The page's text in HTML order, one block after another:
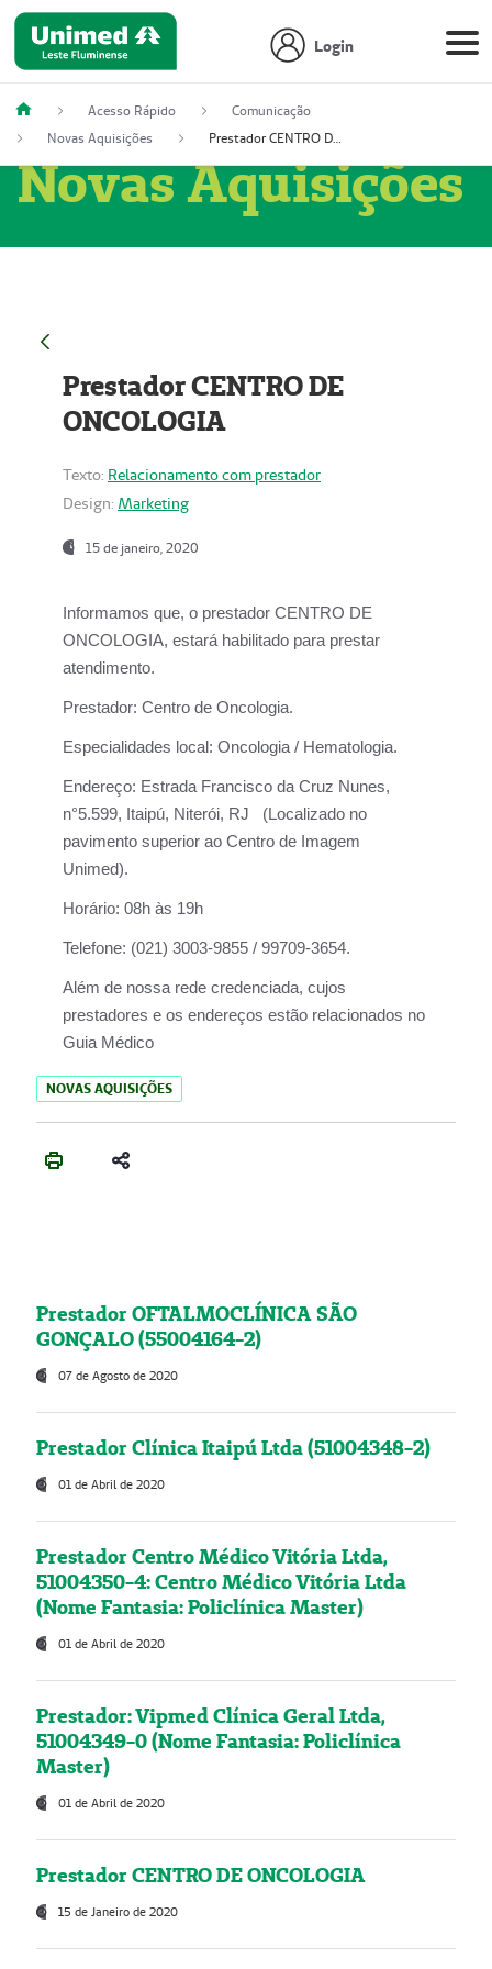
Login
Acesso Rápido
Comunicação
Novas Aquisições
Prestador CENTRO DE ONCOLOGIA
Novas Aquisições
Prestador CENTRO DE
ONCOLOGIA
Texto: Relacionamento com prestador
Design: Marketing
15 de janeiro, 2020
Informamos que, o prestador CENTRO DE
ONCOLOGIA, estará habilitado para prestar
atendimento.
Prestador: Centro de Oncologia.
Especialidades local: Oncologia / Hematologia.
Endereço: Estrada Francisco da Cruz Nunes,
n°5.599, Itaipú, Niterói, RJ (Localizado no
pavimento superior ao Centro de Imagem
Unimed).
Horário: 08h às 19h
Telefone: (021) 3003-9855 / 99709-3654.
Além de nossa rede credenciada, cujos
prestadores e os endereços estão relacionados no
Guia Médico
NOVAS AQUISIÇÕES
Prestador OFTALMOCLÍNICA SÃO
GONÇALO (55004164-2)
07 de Agosto de 2020
Prestador Clínica Itaipú Ltda (51004348-2)
01 de Abril de 2020
Prestador Centro Médico Vitória Ltda,
51004350-4: Centro Médico Vitória Ltda
(Nome Fantasia: Policlínica Master)
01 de Abril de 2020
Prestador: Vipmed Clínica Geral Ltda,
51004349-0 (Nome Fantasia: Policlínica
Master)
01 de Abril de 2020
Prestador CENTRO DE ONCOLOGIA
15 de Janeiro de 2020